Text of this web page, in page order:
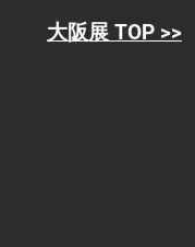
大阪展 TOP >>